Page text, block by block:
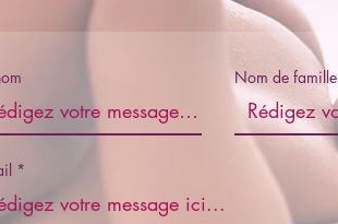
Nom de famille